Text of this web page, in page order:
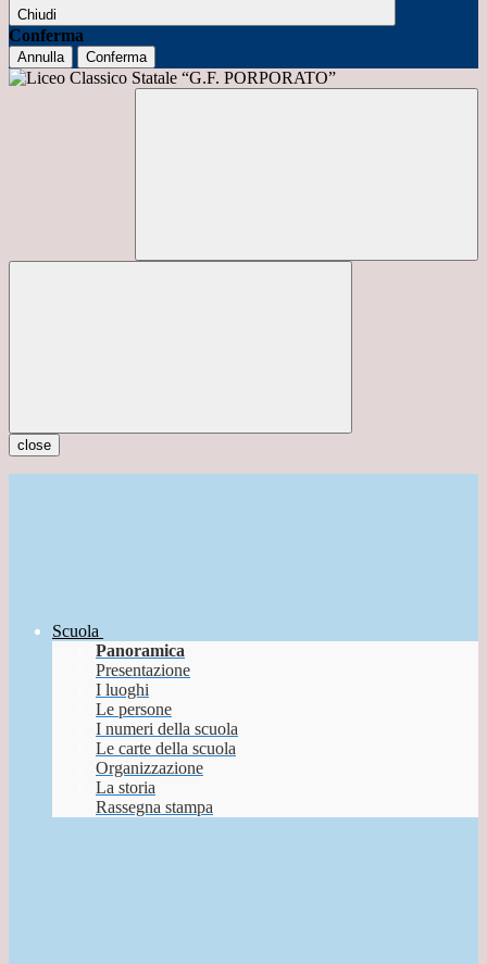
Chiudi
Conferma
Annulla Conferma
close
Scuola
Panoramica
Presentazione
I luoghi
Le persone
I numeri della scuola
Le carte della scuola
Organizzazione
La storia
Rassegna stampa